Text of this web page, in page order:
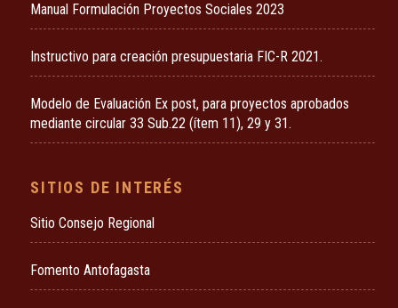
Manual Formulación Proyectos Sociales 2023
Instructivo para creación presupuestaria FIC-R 2021.
Modelo de Evaluación Ex post, para proyectos aprobados
mediante circular 33 Sub.22 (ítem 11), 29 y 31.
SITIOS DE INTERÉS
Sitio Consejo Regional
Fomento Antofagasta